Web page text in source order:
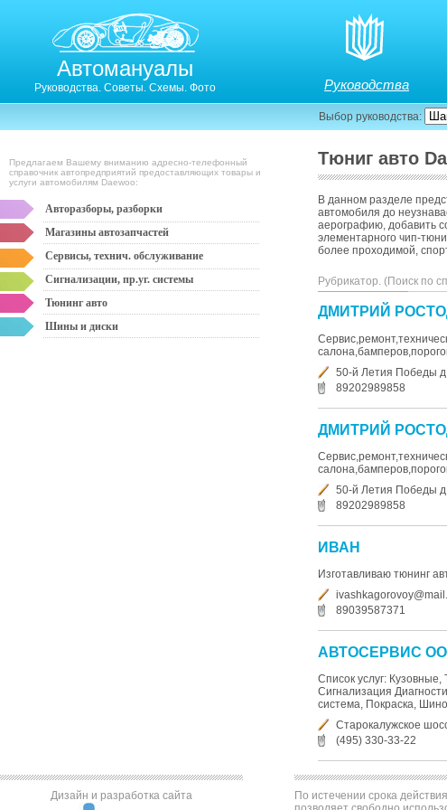
Автомануалы
Руководства. Советы. Схемы. Фото Руководства
Выбор руководства:
Предлагаем Вашему вниманию адресно-телефонный
справочник автопредприятий предоставляющих товары и
услуги автомобилям Daewoo:
Авторазборы, разборки
Магазины автозапчастей
Сервисы, технич. обслуживание
Сигнализации, пр.уг. системы
Тюнинг авто
Шины и диски
Тюниг авто
В данном разделе
автомобиля до
аерографию, добавить
элементарного чип-
более проходимой,
Рубрикатор. (Поиск по
ДМИТРИЙ
50-й Летия Победы д
89202989858
ДМИТРИЙ
50-й Летия Победы д
89202989858
ИВАН
Изготавливаю тюнинг
89039587371
АВТОСЕРВИС
Список услуг:
Сигнализация
система, Покраска,
Старокалужское
(495) 330-33-22
Дизайн и разработка сайта
По истечении срока